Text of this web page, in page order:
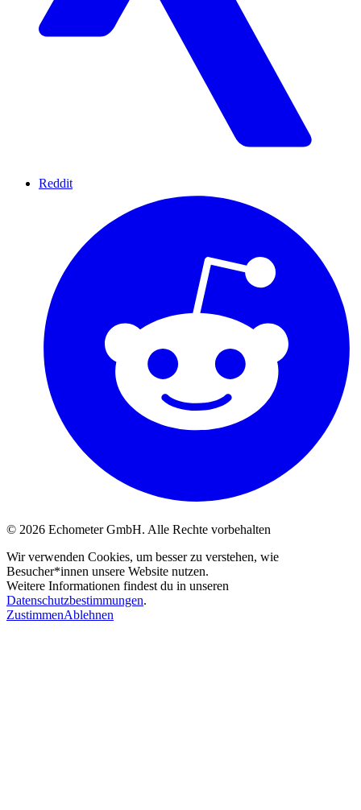
Reddit
© 2026 Echometer GmbH. Alle Rechte vorbehalten
Wir verwenden Cookies, um besser zu verstehen, wie
Besucher*innen unsere Website nutzen.
Weitere Informationen findest du in unseren
Datenschutzbestimmungen.
ZustimmenAblehnen